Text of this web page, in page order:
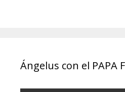
Ángelus con el PAPA